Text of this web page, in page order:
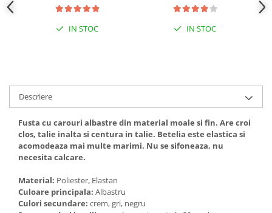
IN STOC IN STOC
Descriere
Fusta cu carouri albastre din material moale si fin. Are croi
clos, talie inalta si centura in talie. Betelia este elastica si
acomodeaza mai multe marimi. Nu se sifoneaza, nu
necesita calcare.
Material: Poliester, Elastan
Culoare principala: Albastru
Culori secundare: crem, gri, negru